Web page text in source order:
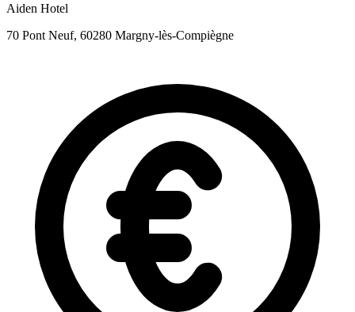
Aiden Hotel
70 Pont Neuf, 60280 Margny-lès-Compiègne